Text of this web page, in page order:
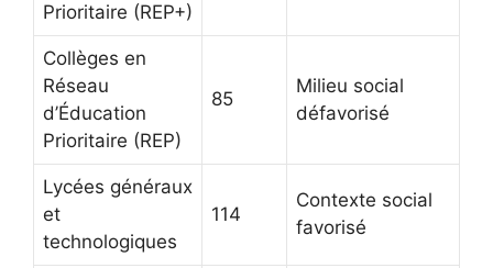
Prioritaire (REP+)
Collèges en
Réseau
d’Éducation
Prioritaire (REP)
85
Milieu social
défavorisé
Lycées généraux
et
technologiques
114
Contexte social
favorisé